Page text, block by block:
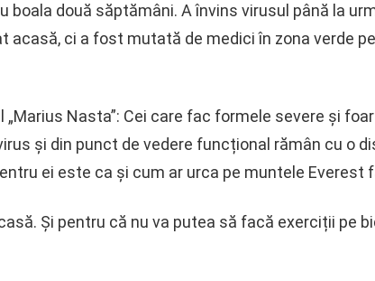
boala două săptămâni. A învins virusul până la
acasă, ci a fost mutată de medici în zona verde
Nasta”: Cei care fac formele severe și
și din punct de vedere funcțional rămân cu o
ei este ca și cum ar urca pe muntele Everest
Și pentru că nu va putea să facă exerciții pe